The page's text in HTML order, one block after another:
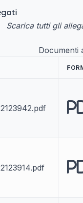
Scarica tutti gli
Documenti